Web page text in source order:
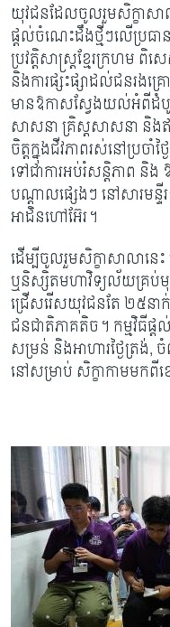
យុវជនដែលចូលរួមសិក្ខាសា
ផ្តល់ចំណេះដឹងថ្មីៗលើប្រធ
ប្រវត្តិសាស្ត្រខ្មែរក្រហម
និងការផ្សះផ្សាដល់ជនរងគ្
មានឱកាសស្វែងយល់អំពីដំបូ
សាសនា គ្រិស្តសាសនា និង
ចិត្តក្នុងជីវភាពរស់នៅប្រច
ទៅជាការអប់រំសន្តិភាព និង
បណ្តាលផ្សេងៗ នៅសារមន្
អាដិនហៅអ៊ែរ។
ដើម្បីចូលរួមសិក្ខាសាលានេ
ឬនិស្សិតមហាវិទ្យល័យគ្រប់មុ
ជ្រើសរើសយុវជនតែ ២៥នា
ជនជាតិភាគតិច។ កម្មវិធីផ្ត
សម្រន់ និងអាហារថ្ងៃត្រង់,
នៅសម្រាប់ សិក្ខាកាមមកពីខ